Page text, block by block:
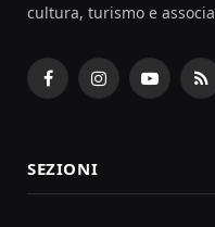
cultura, turismo e
FacebookInstagramYouTube
SEZIONI